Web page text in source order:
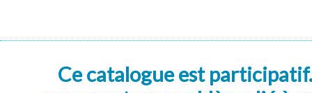
Ce catalogue est